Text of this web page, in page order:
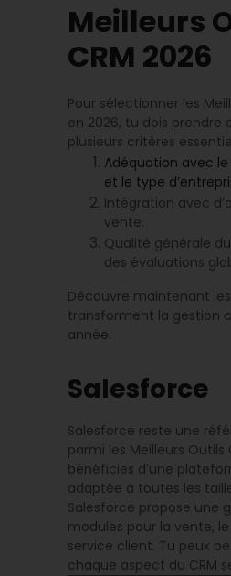
Meilleurs
CRM 2026
Pour sélectionner les
en 2026, tu dois prendre
plusieurs critères
Adéquation avec le
et le type
Intégration avec
vente.
Qualité générale
des évaluations
Découvre maintenant
transforment la gestion
année.
Salesforce
Salesforce reste une
parmi les Meilleurs Outils
bénéficies d’une
adaptée à toutes les
Salesforce propose une
modules pour la vente,
service client. Tu peux
chaque aspect du CRM